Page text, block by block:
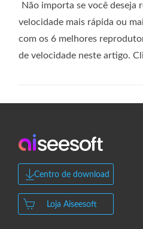
Não importa se você deseja
velocidade mais rápida ou
com os 6 melhores
de velocidade neste artigo.
Centro de download
Loja Aiseesoft